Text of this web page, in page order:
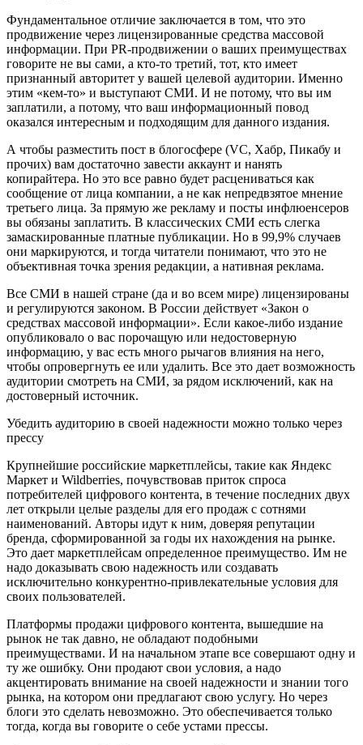
Фундаментальное отличие заключается в том, что это
продвижение через лицензированные средства массовой
информации. При PR-продвижении о ваших преимуществах
говорите не вы сами, а кто-то третий, тот, кто имеет
признанный авторитет у вашей целевой аудитории. Именно
этим «кем-то» и выступают СМИ. И не потому, что вы им
заплатили, а потому, что ваш информационный повод
оказался интересным и подходящим для данного издания.
А чтобы разместить пост в блогосфере (VC, Хабр, Пикабу и
прочих) вам достаточно завести аккаунт и нанять
копирайтера. Но это все равно будет расцениваться как
сообщение от лица компании, а не как непредвзятое мнение
третьего лица. За прямую же рекламу и посты инфлюенсеров
вы обязаны заплатить. В классических СМИ есть слегка
замаскированные платные публикации. Но в 99,9% случаев
они маркируются, и тогда читатели понимают, что это не
объективная точка зрения редакции, а нативная реклама.
Все СМИ в нашей стране (да и во всем мире) лицензированы
и регулируются законом. В России действует «Закон о
средствах массовой информации». Если какое-либо издание
опубликовало о вас порочащую или недостоверную
информацию, у вас есть много рычагов влияния на него,
чтобы опровергнуть ее или удалить. Все это дает возможность
аудитории смотреть на СМИ, за рядом исключений, как на
достоверный источник.
Убедить аудиторию в своей надежности можно только через
прессу
Крупнейшие российские маркетплейсы, такие как Яндекс
Маркет и Wildberries, почувствовав приток спроса
потребителей цифрового контента, в течение последних двух
лет открыли целые разделы для его продаж с сотнями
наименований. Авторы идут к ним, доверяя репутации
бренда, сформированной за годы их нахождения на рынке.
Это дает маркетплейсам определенное преимущество. Им не
надо доказывать свою надежность или создавать
исключительно конкурентно-привлекательные условия для
своих пользователей.
Платформы продажи цифрового контента, вышедшие на
рынок не так давно, не обладают подобными
преимуществами. И на начальном этапе все совершают одну и
ту же ошибку. Они продают свои условия, а надо
акцентировать внимание на своей надежности и знании того
рынка, на котором они предлагают свою услугу. Но через
блоги это сделать невозможно. Это обеспечивается только
тогда, когда вы говорите о себе устами прессы.